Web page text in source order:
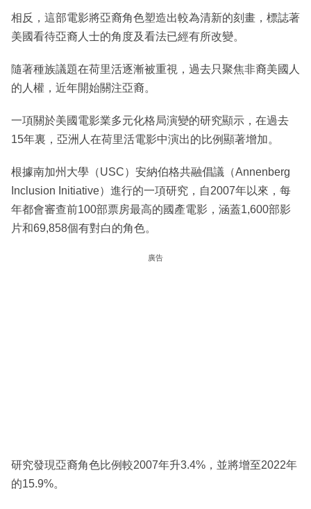
相反，這部電影將亞裔角色塑造出較為清新的刻畫，標誌著
美國看待亞裔人士的角度及看法已經有所改變。
隨著種族議題在荷里活逐漸被重視，過去只聚焦非裔美國人
的人權，近年開始關注亞裔。
一項關於美國電影業多元化格局演變的研究顯示，在過去
15年裏，亞洲人在荷里活電影中演出的比例顯著增加。
根據南加州大學（USC）安納伯格共融倡議（Annenberg
Inclusion Initiative）進行的一項研究，自2007年以來，每
年都會審查前100部票房最高的國產電影，涵蓋1,600部影
片和69,858個有對白的角色。
廣告
研究發現亞裔角色比例較2007年升3.4%，並將增至2022年
的15.9%。